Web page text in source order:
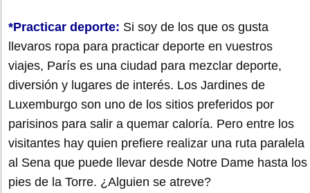
*Practicar deporte: Si soy de los que os gusta
llevaros ropa para practicar deporte en vuestros
viajes, París es una ciudad para mezclar deporte,
diversión y lugares de interés. Los Jardines de
Luxemburgo son uno de los sitios preferidos por
parisinos para salir a quemar caloría. Pero entre los
visitantes hay quien prefiere realizar una ruta paralela
al Sena que puede llevar desde Notre Dame hasta los
pies de la Torre. ¿Alguien se atreve?